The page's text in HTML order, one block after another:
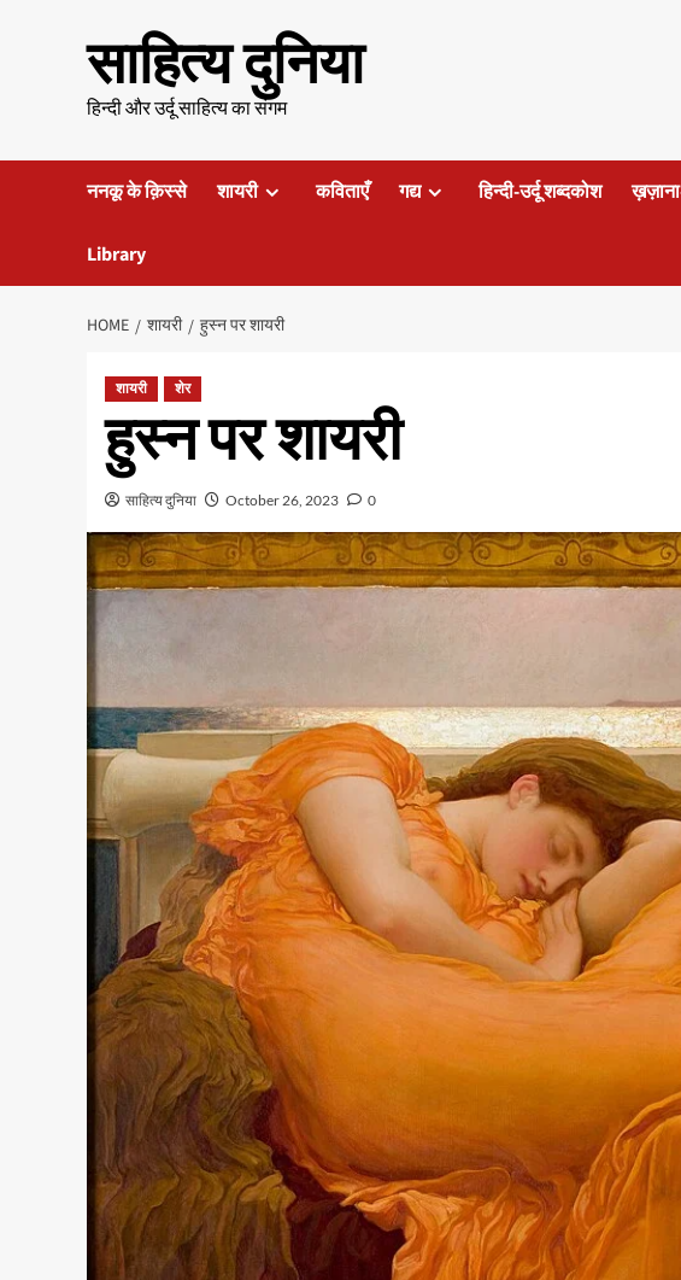
साहित्य दुनिया
हिन्दी और उर्दू साहित्य का संगम
ननकू के क़िस्से शायरी कविताएँ गद्य हिन्दी-उर्दू शब्दकोश
Library
HOME शायरी हुस्न पर शायरी
शायरी शेर
हुस्न पर शायरी
साहित्य दुनिया October 26, 2023 0